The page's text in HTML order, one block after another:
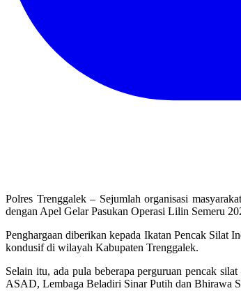
Polres Trenggalek – Sejumlah organisasi
dengan Apel Gelar Pasukan Operasi Lilin Semeru
Penghargaan diberikan kepada Ikatan Pencak Silat
kondusif di wilayah Kabupaten Trenggalek.
Selain itu, ada pula beberapa perguruan pencak
ASAD, Lembaga Beladiri Sinar Putih dan Bhirawa